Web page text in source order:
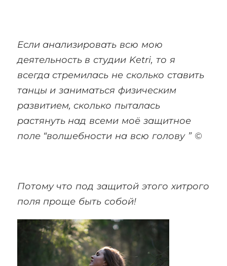
Если анализировать всю мою
деятельность в студии Ketri, то я
всегда стремилась не сколько ставить
танцы и заниматься физическим
развитием, сколько пыталась
растянуть над всеми моё защитное
поле “волшебности на всю голову ” ©
Потому что под защитой этого хитрого
поля проще быть собой!